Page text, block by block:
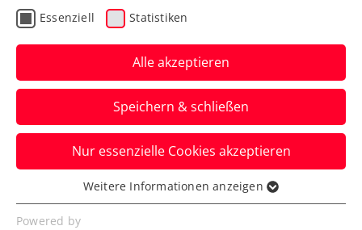
Upper Austria Ladies
Linz: Kraus fordert
Französin Burel
Im Logistikpark des Linz AG Hafens stieg
mit Camila Giorgi und Anastasia
Potapova die Auslosung des WTA-
Turniers.
Essenziell Statistiken
Alle akzeptieren
Speichern & schließen
Nur essenzielle Cookies akzeptieren
Essenziell
Essenzielle Cookies werden für grundlegende
Weitere Informationen anzeigen
Powered by